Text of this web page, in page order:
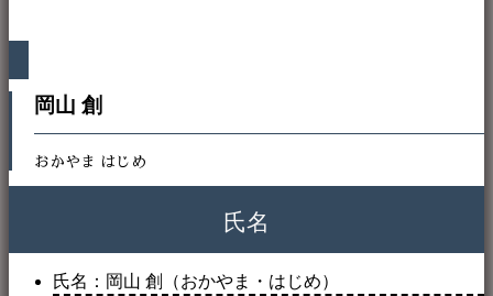
岡山 創
おかやま はじめ
氏名
氏名：岡山 創（おかやま・はじめ）